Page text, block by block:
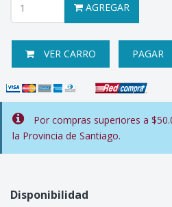
AGREGAR
VER CARRO PAGAR
Por compras superiores a
la Provincia de Santiago.
Disponibilidad